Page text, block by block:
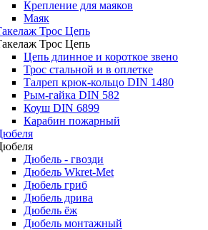
Крепление для маяков
Маяк
Трос Цепь
Трос Цепь
Цепь длинное и короткое звено
Трос стальной и в оплетке
Талреп крюк-кольцо DIN 1480
Рым-гайка DIN 582
Коуш DIN 6899
Карабин пожарный
Дюбель - гвозди
Дюбель Wkret-Met
Дюбель гриб
Дюбель дрива
Дюбель ёж
Дюбель монтажный